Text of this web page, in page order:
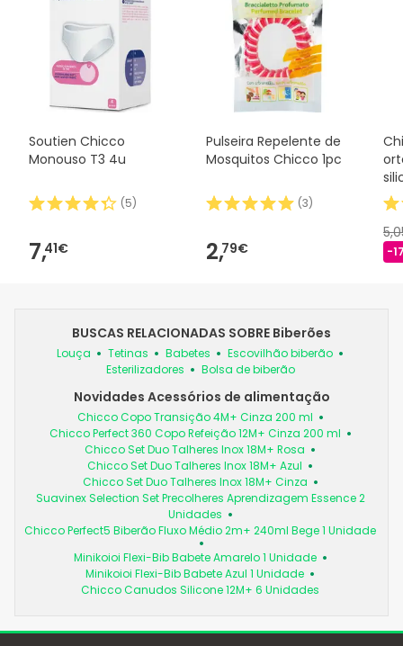
Soutien Chicco
Monouso T3 4u
(5)
7,41€
Pulseira Repelente de
Mosquitos Chicco 1pc
(3)
2,79€ -
BUSCAS RELACIONADAS SOBRE Biberões
Louça Tetinas Babetes
Escovilhão biberão
Esterilizadores
Bolsa de biberão
Novidades Acessórios de alimentação
Chicco Copo Transição 4M+ Cinza 200 ml
Chicco Perfect 360 Copo Refeição 12M+ Cinza 200 ml
Chicco Set Duo Talheres Inox 18M+ Rosa
Chicco Set Duo Talheres Inox 18M+ Azul
Chicco Set Duo Talheres Inox 18M+ Cinza
Suavinex Selection Set Precolheres Aprendizagem Essence 2
Unidades
Chicco Perfect5 Biberão Fluxo Médio 2m+ 240ml Bege 1 Unidade
Minikoioi Flexi-Bib Babete Amarelo 1 Unidade
Minikoioi Flexi-Bib Babete Azul 1 Unidade
Chicco Canudos Silicone 12M+ 6 Unidades